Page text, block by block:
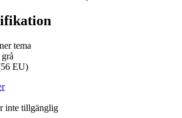
tema
EU)
inte tillgänglig